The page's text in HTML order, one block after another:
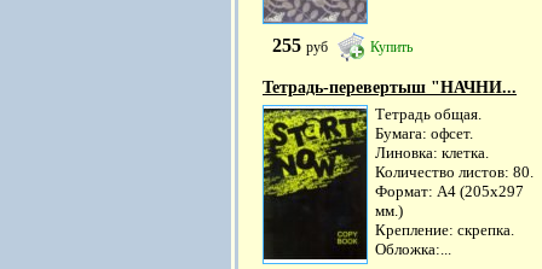
255 руб Купить
Тетрадь-перевертыш "НАЧНИ...
Тетрадь общая.
Бумага: офсет.
Линовка: клетка.
Количество листов: 80.
Формат: А4 (205х297
мм.)
Крепление: скрепка.
Обложка:...